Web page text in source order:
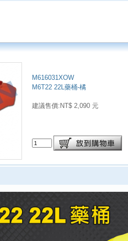
M616031XOW
M6T22 22L藥桶-橘
建議售價:NT$ 2,090 元